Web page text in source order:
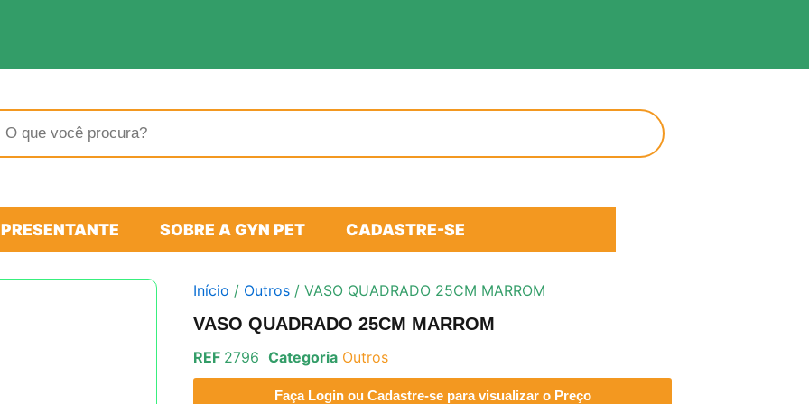
SOBRE A GYN PET CADASTRE-SE
Início / Outros / VASO QUADRADO 25CM MARROM
VASO QUADRADO 25CM MARROM
REF 2796 Categoria Outros
Faça Login ou Cadastre-se para visualizar o Preço